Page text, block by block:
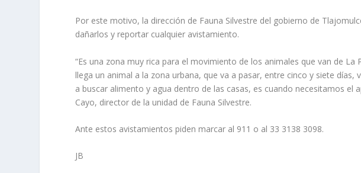
Por este motivo, la dirección de Fauna Silvestre del gobierno de
dañarlos y reportar cualquier avistamiento.
“Es una zona muy rica para el movimiento de los animales que van de La
llega un animal a la zona urbana, que va a pasar, entre cinco y siete
a buscar alimento y agua dentro de las casas, es cuando necesitamos el
Cayo, director de la unidad de Fauna Silvestre.
Ante estos avistamientos piden marcar al 911 o al 33 3138 3098.
JB